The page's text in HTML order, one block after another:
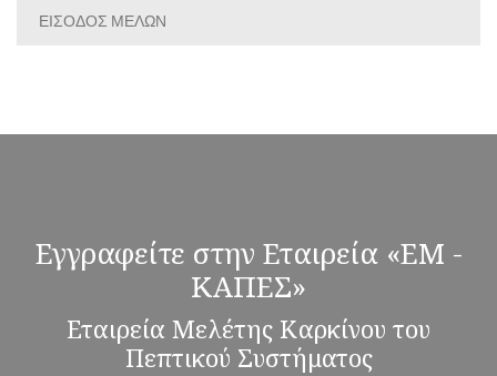
ΕΙΣΟΔΟΣ ΜΕΛΩΝ
Εγγραφείτε στην Εταιρεία «ΕΜ -
ΚΑΠΕΣ»
Εταιρεία Μελέτης Καρκίνου του
Πεπτικού Συστήματος